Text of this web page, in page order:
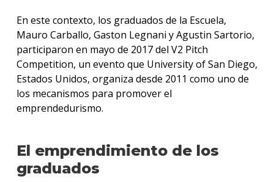
En este contexto, los graduados de la Escuela,
Mauro Carballo, Gaston Legnani y Agustin Sartorio,
participaron en mayo de 2017 del V2 Pitch
Competition, un evento que University of San Diego,
Estados Unidos, organiza desde 2011 como uno de
los mecanismos para promover el
emprendedurismo.
El emprendimiento de los
graduados